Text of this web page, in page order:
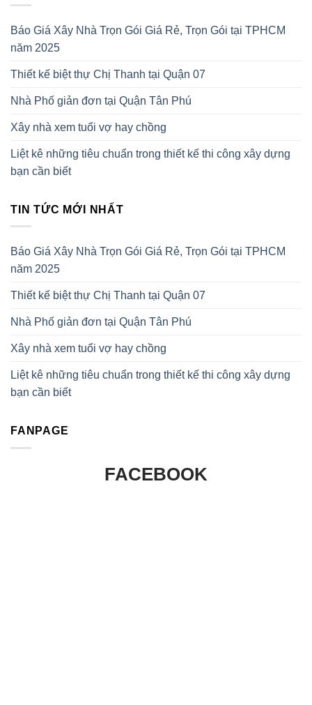
Báo Giá Xây Nhà Trọn Gói Giá Rẻ, Trọn Gói tại TPHCM
năm 2025
Thiết kế biệt thự Chị Thanh tại Quận 07
Nhà Phố giản đơn tại Quận Tân Phú
Xây nhà xem tuổi vợ hay chồng
Liệt kê những tiêu chuẩn trong thiết kế thi công xây dựng
bạn cần biết
TIN TỨC MỚI NHẤT
Báo Giá Xây Nhà Trọn Gói Giá Rẻ, Trọn Gói tại TPHCM
năm 2025
Thiết kế biệt thự Chị Thanh tại Quận 07
Nhà Phố giản đơn tại Quận Tân Phú
Xây nhà xem tuổi vợ hay chồng
Liệt kê những tiêu chuẩn trong thiết kế thi công xây dựng
bạn cần biết
FANPAGE
FACEBOOK